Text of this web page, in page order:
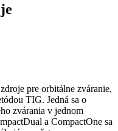
pre orbitálne zváranie,
TIG. Jedná sa o
zvárania v jednom
a CompactOne sa